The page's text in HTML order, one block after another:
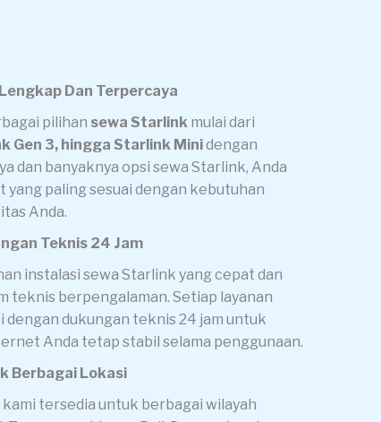
Dan Terpercaya
pilihan sewa Starlink mulai dari
Gen 3, hingga Starlink Minidengan
dan banyaknya opsi sewa Starlink, Anda
yang paling sesuai dengan kebutuhan
Anda.
Teknis 24 Jam
instalasi sewa Starlink yang cepat dan
teknis berpengalaman. Setiap layanan
dukungan teknis 24 jam untuk
Anda tetap stabil selama penggunaan.
Berbagai Lokasi
tersedia untuk berbagai wilayah